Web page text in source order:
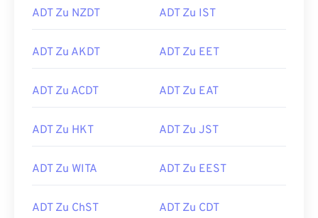
ADT Zu NZDT ADT Zu IST
ADT Zu AKDT ADT Zu EET
ADT Zu ACDT ADT Zu EAT
ADT Zu HKT ADT Zu JST
ADT Zu WITA ADT Zu EEST
ADT Zu ChST ADT Zu CDT